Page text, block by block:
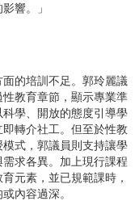
響。」
的培訓不足。郭玲麗議
教育章節，顯示專業準
學、開放的態度引導學
轉介社工。但至於性教
式，郭議員則支持讓學
求各異。加上現行課程
元素，並已規範課時，
內容過深。